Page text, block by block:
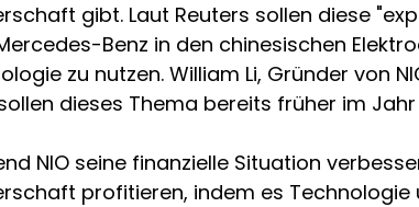
gibt. Laut Reuters sollen diese
Benz in den chinesischen
zu nutzen. William Li, Gründer von
dieses Thema bereits früher im
NIO seine finanzielle Situation
profitieren, indem es Technologie